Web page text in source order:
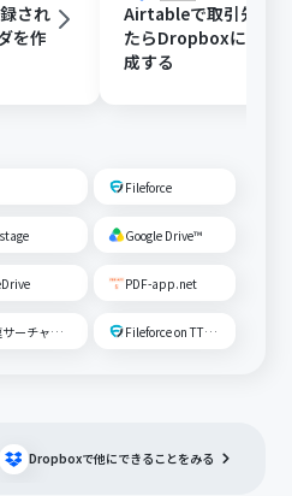
され
を作
Airtableで取引先が
たらDropboxにフォ
成する
Fileforce
Google Drive™
PDF-app.net
快速サーチャーGX Fileforce on TTS Cloud
Dropboxで他にできることをみる